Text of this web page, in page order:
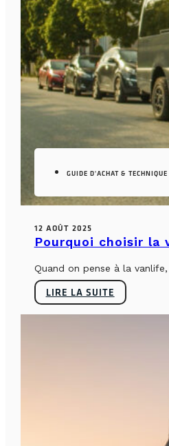
GUIDE D'ACHAT & TECHNIQUE
12 AOÛT 2025
Pourquoi choisir la
Quand on pense à la
LIRE LA SUITE